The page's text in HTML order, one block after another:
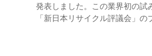
発表しました。この業界初の
「新日本リサイクル評議会」